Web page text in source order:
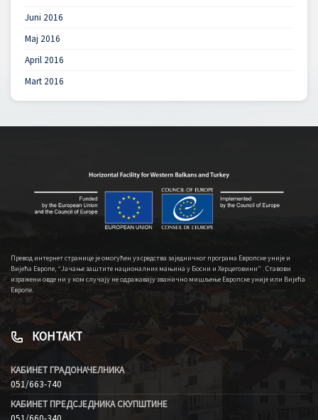
Juni 2016
Maj 2016
April 2016
Mart 2016
Превод интернет странице је омогућен уз средства заједничког програма Европске уније и
Вијећа Европе, “Јачање заштите националних мањина у Босни и Херцеговини” . Ставови
изражени овде ни у ком случају не одражавају званично мишљење Европске уније или Вијећа
Европе.
КОНТАКТ
КАБИНЕТ ГРАДОНАЧЕЛНИКА
051/663-740
КАБИНЕТ ПРЕДСЈЕДНИКА СКУПШТИНЕ